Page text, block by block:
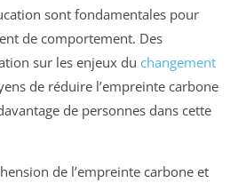
sont fondamentales pour
de comportement. Des
sur les enjeux du changement
de réduire l’empreinte carbone
de personnes dans cette
de l’empreinte carbone et